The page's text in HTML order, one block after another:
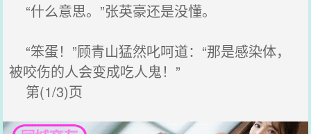
“什么意思。”张英豪还是没懂。
“笨蛋！”顾青山猛然叱呵道：“那是感染体，
被咬伤的人会变成吃人鬼！”
第(1/3)页